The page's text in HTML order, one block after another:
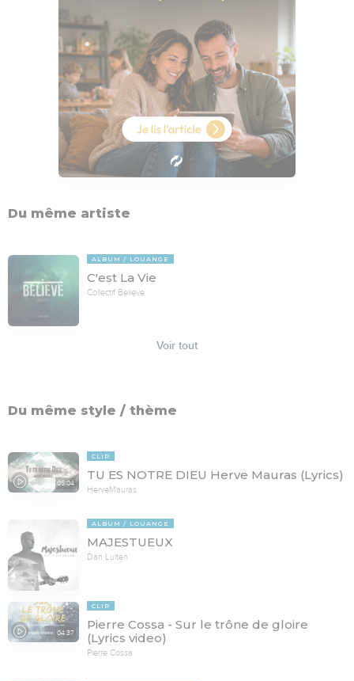
Du même artiste
ALBUM LOUANGE
C'est La Vie
Collectif Believe
Voir tout
Du même style / thème
05:04
CLIP
TU ES NOTRE DIEU Herve Mauras (Lyrics)
HerveMauras
ALBUM LOUANGE
MAJESTUEUX
Dan Luiten
04:37
CLIP
Pierre Cossa - Sur le trône de gloire
(Lyrics video)
Pierre Cossa